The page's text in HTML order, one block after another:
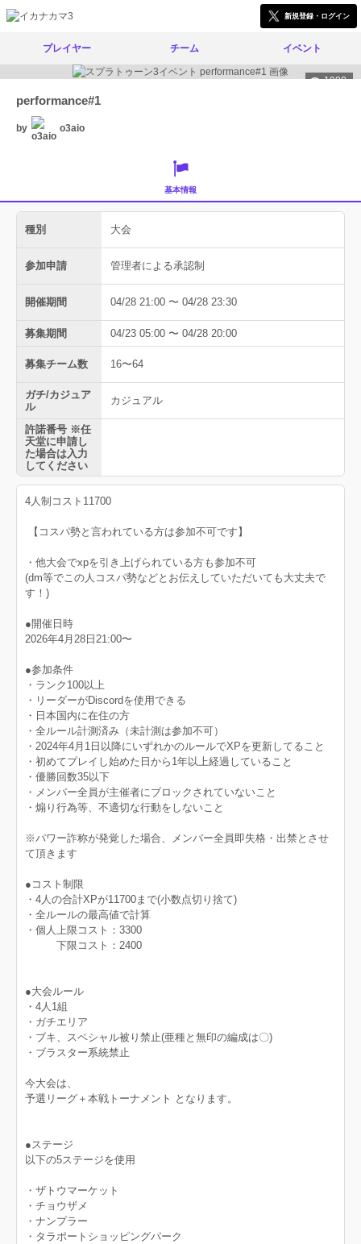
新規登録・ログイン
プレイヤー チーム イベント
1900
performance#1
by o3aio
基本情報
種別 大会
参加申請 管理者による承認制
開催期間 04/28 21:00 〜 04/28 23:30
募集期間 04/23 05:00 〜 04/28 20:00
募集チーム数 16〜64
ガチ/カジュア
ル
カジュアル
許諾番号 ※任
天堂に申請し
た場合は入力
してください
4人制コスト11700
【コスパ勢と言われている方は参加不可です】
・他大会でxpを引き上げられている方も参加不可
(dm等でこの人コスパ勢などとお伝えしていただいても大丈夫で
す！)
●開催日時
2026年4月28日21:00〜
●参加条件
・ランク100以上
・リーダーがDiscordを使用できる
・日本国内に在住の方
・全ルール計測済み（未計測は参加不可）
・2024年4月1日以降にいずれかのルールでXPを更新してること
・初めてプレイし始めた日から1年以上経過していること
・優勝回数35以下
・メンバー全員が主催者にブロックされていないこと
・煽り行為等、不適切な行動をしないこと
※パワー詐称が発覚した場合、メンバー全員即失格・出禁とさせ
て頂きます
●コスト制限
・4人の合計XPが11700まで(小数点切り捨て)
・全ルールの最高値で計算
・個人上限コスト：3300
下限コスト：2400
●大会ルール
・4人1組
・ガチエリア
・ブキ、スペシャル被り禁止(亜種と無印の編成は〇)
・ブラスター系統禁止
今大会は、
予選リーグ＋本戦トーナメント となります。
●ステージ
以下の5ステージを使用
・ザトウマーケット
・チョウザメ
・ナンプラー
・タラポートショッピングパーク